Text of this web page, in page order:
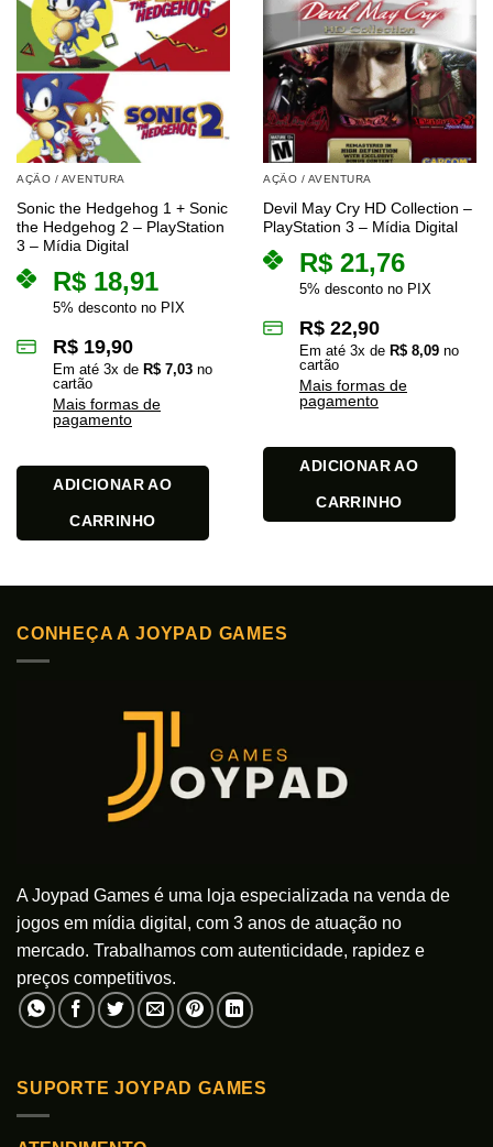
AÇÃO / AVENTURA
Sonic the Hedgehog 1 + Sonic
the Hedgehog 2 – PlayStation
3 – Mídia Digital
R$ 18,91
5% desconto no PIX
R$ 19,90
Em até 3x de R$ 7,03 no
cartão
Mais formas de
pagamento
ADICIONAR AO
CARRINHO
AÇÃO / AVENTURA
Devil May Cry HD Collection –
PlayStation 3 – Mídia Digital
R$ 21,76
5% desconto no PIX
R$ 22,90
Em até 3x de R$ 8,09 no
cartão
Mais formas de
pagamento
ADICIONAR AO
CARRINHO
CONHEÇA A JOYPAD GAMES
A Joypad Games é uma loja especializada na venda de
jogos em mídia digital, com 3 anos de atuação no
mercado. Trabalhamos com autenticidade, rapidez e
preços competitivos.
SUPORTE JOYPAD GAMES